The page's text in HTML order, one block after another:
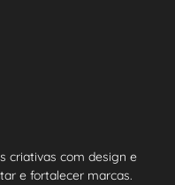
criativas com design e
e fortalecer marcas.